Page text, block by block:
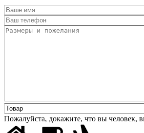
Пожалуйста, докажите, что вы человек,